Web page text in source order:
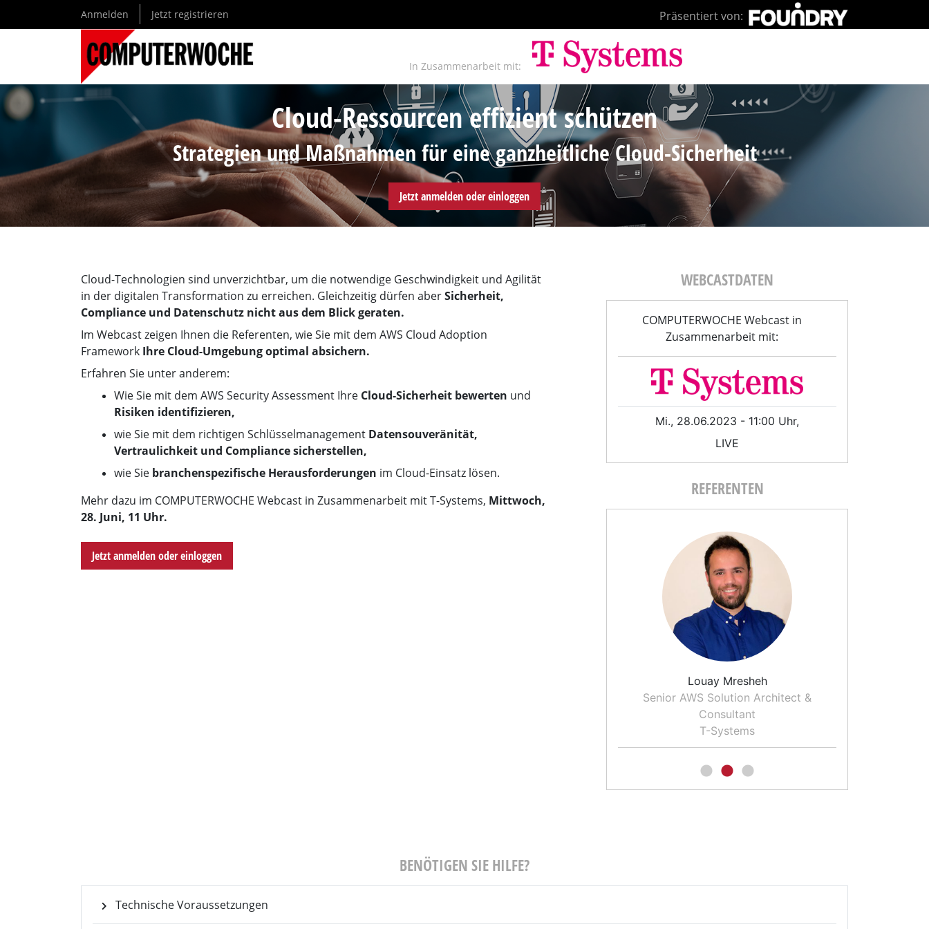
Anmelden Jetzt registrieren Präsentiert von:
In Zusammenarbeit mit:
Cloud-Ressourcen effizient schützen
Strategien und Maßnahmen für eine ganzheitliche Cloud-Sicherheit
Jetzt anmelden oder einloggen
Cloud-Technologien sind unverzichtbar, um die notwendige Geschwindigkeit und Agilität
in der digitalen Transformation zu erreichen. Gleichzeitig dürfen aberSicherheit,
Compliance und Datenschutz nicht aus dem Blick geraten.
Im Webcast zeigen Ihnen die Referenten, wie Sie mit dem AWS Cloud Adoption
Framework Ihre Cloud-Umgebung optimal absichern.
Erfahren Sie unter anderem:
Wie Sie mit dem AWS Security Assessment Ihre Cloud-Sicherheit bewerten und
Risiken identifizieren,
wie Sie mit dem richtigen Schlüsselmanagement Datensouveränität,
Vertraulichkeit und Compliance sicherstellen,
wie Sie branchenspezifische Herausforderungen im Cloud-Einsatz lösen.
Mehr dazu im COMPUTERWOCHE Webcast in Zusammenarbeit mit T-Systems, Mittwoch,
28. Juni, 11 Uhr.
Jetzt anmelden oder einloggen
WEBCASTDATEN
COMPUTERWOCHE Webcast in
Zusammenarbeit mit:
Mi., 28.06.2023 - 11:00 Uhr,
LIVE
REFERENTEN
Louay Mresheh
Senior AWS Solution Architect &
Consultant
T-Systems
BENÖTIGEN SIE HILFE?
Technische Voraussetzungen